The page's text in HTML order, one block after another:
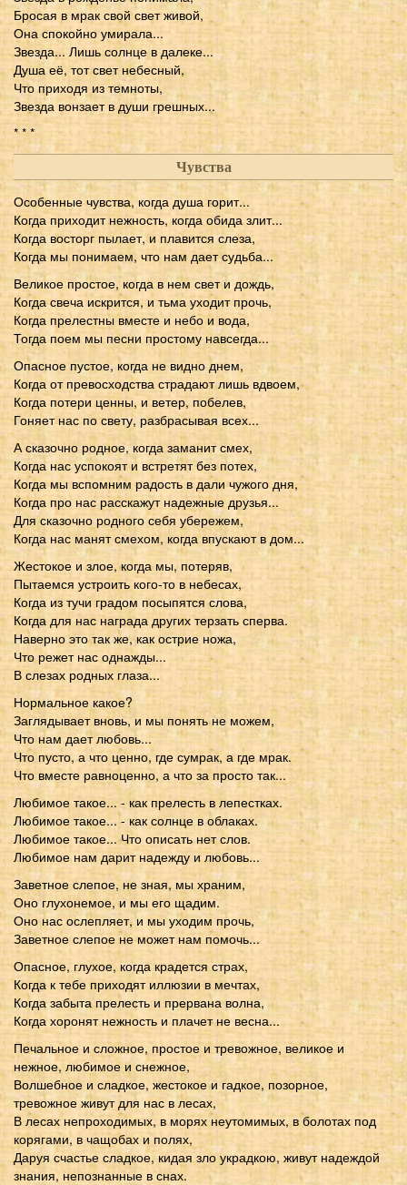
Бросая в мрак свой свет живой,
Она спокойно умирала...
Звезда... Лишь солнце в далеке...
Душа её, тот свет небесный,
Что приходя из темноты,
Звезда вонзает в души грешных...
* * *
Чувства
Особенные чувства, когда душа горит...
Когда приходит нежность, когда обида злит...
Когда восторг пылает, и плавится слеза,
Когда мы понимаем, что нам дает судьба...
Великое простое, когда в нем свет и дождь,
Когда свеча искрится, и тьма уходит прочь,
Когда прелестны вместе и небо и вода,
Тогда поем мы песни простому навсегда...
Опасное пустое, когда не видно днем,
Когда от превосходства страдают лишь вдвоем,
Когда потери ценны, и ветер, побелев,
Гоняет нас по свету, разбрасывая всех...
А сказочно родное, когда заманит смех,
Когда нас успокоят и встретят без потех,
Когда мы вспомним радость в дали чужого дня,
Когда про нас расскажут надежные друзья...
Для сказочно родного себя убережем,
Когда нас манят смехом, когда впускают в дом...
Жестокое и злое, когда мы, потеряв,
Пытаемся устроить кого-то в небесах,
Когда из тучи градом посыпятся слова,
Когда для нас награда других терзать сперва.
Наверно это так же, как острие ножа,
Что режет нас однажды...
В слезах родных глаза...
Нормальное какое?
Заглядывает вновь, и мы понять не можем,
Что нам дает любовь...
Что пусто, а что ценно, где сумрак, а где мрак.
Что вместе равноценно, а что за просто так...
Любимое такое... - как прелесть в лепестках.
Любимое такое... - как солнце в облаках.
Любимое такое... Что описать нет слов.
Любимое нам дарит надежду и любовь...
Заветное слепое, не зная, мы храним,
Оно глухонемое, и мы его щадим.
Оно нас ослепляет, и мы уходим прочь,
Заветное слепое не может нам помочь...
Опасное, глухое, когда крадется страх,
Когда к тебе приходят иллюзии в мечтах,
Когда забыта прелесть и прервана волна,
Когда хоронят нежность и плачет не весна...
Печальное и сложное, простое и тревожное, великое и
нежное, любимое и снежное,
Волшебное и сладкое, жестокое и гадкое, позорное,
тревожное живут для нас в лесах,
В лесах непроходимых, в морях неутомимых, в болотах под
корягами, в чащобах и полях,
Даруя счастье сладкое, кидая зло украдкою, живут надеждой
знания, непознанные в снах.